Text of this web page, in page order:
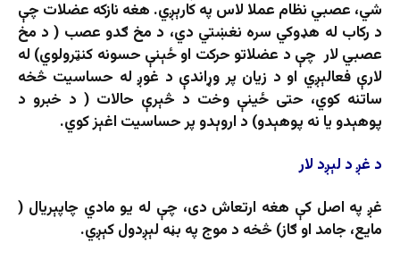
شي، عصبي نظام عملا لاس په کارېږي. هغه نازکه عضلات چې
د رکاب له هډوکي سره نغښتي دي، د مخ ‌ګدو عصب ( د مخ
عصبي لار چې د عضلاتو حرکت او ځېنې حسونه کنټرولوي) له
لارې فعالېږي او د زیان پر وړاندې د غوږ له حساسیت څخه
ساتنه کوي، حتی ځینې وخت د څېرې حالات ( د خبرو د
پوهېدو یا نه پوهېدو) د اروېدو پر حساسیت اغېز کوي.
د غږ د لېږد لار
غږ په اصل کې هغه ارتعاش دی، چې له یو مادي چاپېریال (
مایع، جامد او ګاز) څخه د موج په بڼه لېږدول کېږي.